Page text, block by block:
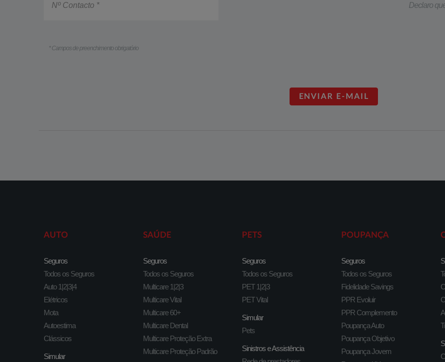
Contacto
Declaro
* Campos de preenchimento obrigatório
ENVIAR E-MAIL
AUTO
Seguros
Todos os Seguros
Auto 1|2|3|4
Elétricos
Mota
Autoestima
Clássicos
Simular
SAÚDE
Seguros
Todos os Seguros
Multicare 1|2|3
Multicare Vital
Multicare 60+
Multicare Dental
Multicare Proteção Extra
Multicare Proteção Padrão
PETS
Seguros
Todos os Seguros
PET 1|2|3
PET Vital
Simular
Pets
Sinistros e Assistência
POUPANÇA
Seguros
Todos os Seguros
Fidelidade Savings
PPR Evoluir
PPR Complemento
Poupança Auto
Poupança Objetivo
Poupança Jovem